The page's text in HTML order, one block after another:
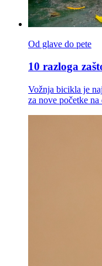
Od glave do pete
10 razloga
Vožnja bicikla je
za nove početke na